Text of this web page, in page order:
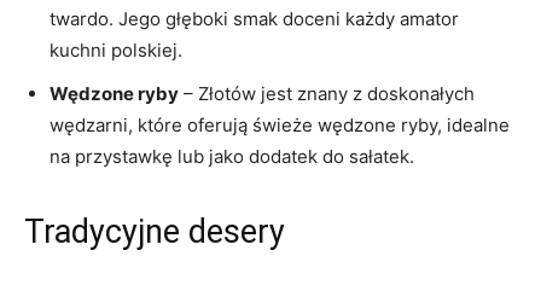
twardo. Jego głęboki smak doceni każdy amator
kuchni polskiej.
Wędzone ryby – Złotów jest znany z doskonałych
wędzarni, które oferują świeże wędzone ryby, idealne
na przystawkę lub jako dodatek do sałatek.
Tradycyjne desery